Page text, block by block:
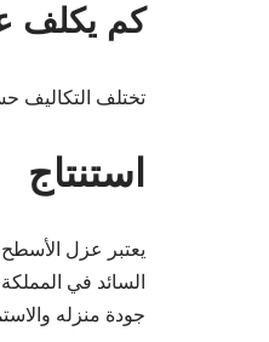
كم يكلف
تختلف التكاليف حسب
استنتاج
يعتبر عزل
السائد في
جودة منزله